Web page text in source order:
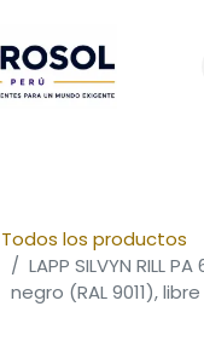
Todos los productos
LAPP SILVYN RILL
negro (RAL 9011),